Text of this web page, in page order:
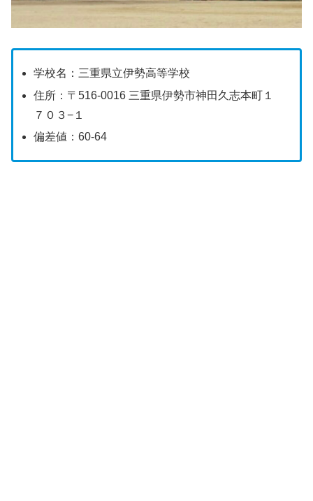
学校名：三重県立伊勢高等学校
住所：〒516-0016 三重県伊勢市神田久志本町１
７０３−１
偏差値：60-64